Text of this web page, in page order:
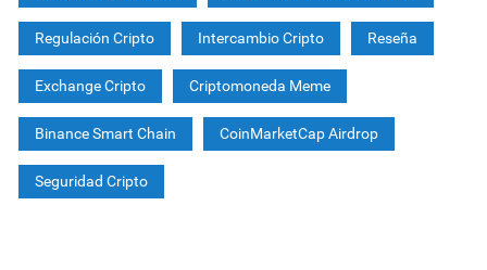
Regulación Cripto Intercambio Cripto Reseña
Exchange Cripto Criptomoneda Meme
Binance Smart Chain CoinMarketCap Airdrop
Seguridad Cripto